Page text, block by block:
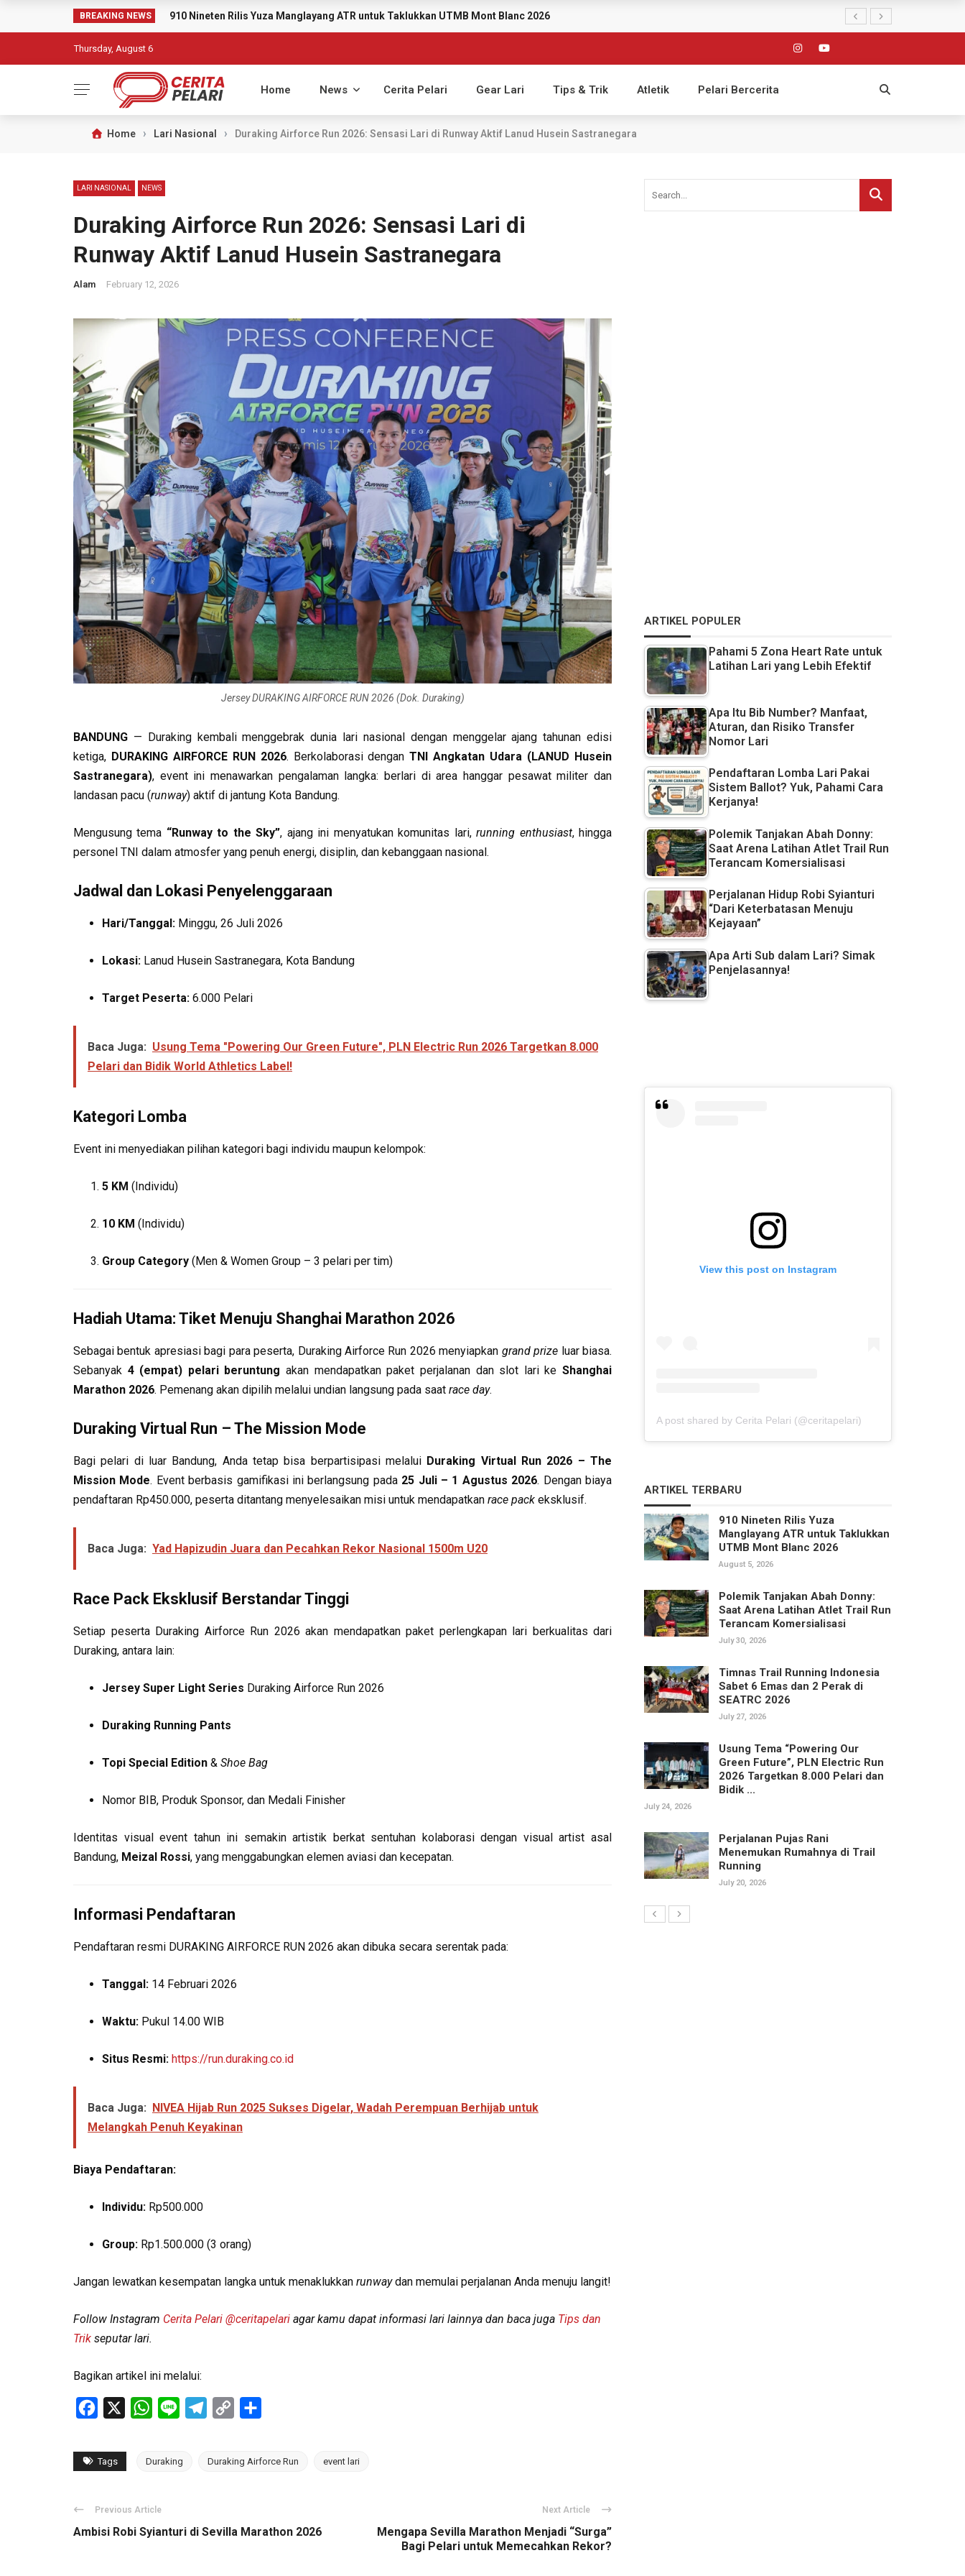
BREAKING NEWS 910 Nineten Rilis Yuza Manglayang ATR untuk Taklukkan UTMB Mont Blanc 2026
Thursday, August 6
Home News Cerita Pelari Gear Lari Tips & Trik Atletik Pelari Bercerita
Home › Lari Nasional › Duraking Airforce Run 2026: Sensasi Lari di Runway Aktif Lanud Husein Sastranegara
LARI NASIONAL NEWS
Duraking Airforce Run 2026: Sensasi Lari di
Runway Aktif Lanud Husein Sastranegara
Alam February 12, 2026
Jersey DURAKING AIRFORCE RUN 2026 (Dok. Duraking)
BANDUNG — Duraking kembali menggebrak dunia lari nasional dengan menggelar ajang tahunan edisi
ketiga, DURAKING AIRFORCE RUN 2026. Berkolaborasi denganTNI Angkatan Udara (LANUD Husein
Sastranegara), event ini menawarkan pengalaman langka: berlari di area hanggar pesawat militer dan
landasan pacu (runway) aktif di jantung Kota Bandung.
Mengusung tema “Runway to the Sky”, ajang ini menyatukan komunitas lari,running enthusiast, hingga
personel TNI dalam atmosfer yang penuh energi, disiplin, dan kebanggaan nasional.
Jadwal dan Lokasi Penyelenggaraan
Hari/Tanggal: Minggu, 26 Juli 2026
Lokasi: Lanud Husein Sastranegara, Kota Bandung
Target Peserta: 6.000 Pelari
Baca Juga: Usung Tema "Powering Our Green Future", PLN Electric Run 2026 Targetkan 8.000
Pelari dan Bidik World Athletics Label!
Kategori Lomba
Event ini menyediakan pilihan kategori bagi individu maupun kelompok:
5 KM (Individu)
10 KM (Individu)
Group Category (Men & Women Group – 3 pelari per tim)
Hadiah Utama: Tiket Menuju Shanghai Marathon 2026
Sebagai bentuk apresiasi bagi para peserta, Duraking Airforce Run 2026 menyiapkan grand prize luar biasa.
Sebanyak 4 (empat) pelari beruntung akan mendapatkan paket perjalanan dan slot lari keShanghai
Marathon 2026. Pemenang akan dipilih melalui undian langsung pada saat race day.
Duraking Virtual Run – The Mission Mode
Bagi pelari di luar Bandung, Anda tetap bisa berpartisipasi melalui Duraking Virtual Run 2026 – The
Mission Mode. Event berbasis gamifikasi ini berlangsung pada 25 Juli – 1 Agustus 2026. Dengan biaya
pendaftaran Rp450.000, peserta ditantang menyelesaikan misi untuk mendapatkan race pack eksklusif.
Baca Juga: Yad Hapizudin Juara dan Pecahkan Rekor Nasional 1500m U20
Race Pack Eksklusif Berstandar Tinggi
Setiap peserta Duraking Airforce Run 2026 akan mendapatkan paket perlengkapan lari berkualitas dari
Duraking, antara lain:
Jersey Super Light Series Duraking Airforce Run 2026
Duraking Running Pants
Topi Special Edition & Shoe Bag
Nomor BIB, Produk Sponsor, dan Medali Finisher
Identitas visual event tahun ini semakin artistik berkat sentuhan kolaborasi dengan visual artist asal
Bandung, Meizal Rossi, yang menggabungkan elemen aviasi dan kecepatan.
Informasi Pendaftaran
Pendaftaran resmi DURAKING AIRFORCE RUN 2026 akan dibuka secara serentak pada:
Tanggal: 14 Februari 2026
Waktu: Pukul 14.00 WIB
Situs Resmi: https://run.duraking.co.id
Baca Juga: NIVEA Hijab Run 2025 Sukses Digelar, Wadah Perempuan Berhijab untuk
Melangkah Penuh Keyakinan
Biaya Pendaftaran:
Individu: Rp500.000
Group: Rp1.500.000 (3 orang)
Jangan lewatkan kesempatan langka untuk menaklukkan runwaydan memulai perjalanan Anda menuju langit!
Follow Instagram Cerita Pelari @ceritapelari agar kamu dapat informasi lari lainnya dan baca juga Tips dan
Trik seputar lari.
Bagikan artikel ini melalui:
Facebook WhatsApp
Line Telegram
Copy
Tags Duraking Duraking Airforce Run event lari
Previous Article
Ambisi Robi Syianturi di Sevilla Marathon 2026
Next Article
Mengapa Sevilla Marathon Menjadi “Surga”
Bagi Pelari untuk Memecahkan Rekor?
ARTIKEL POPULER
Pahami 5 Zona Heart Rate untuk
Latihan Lari yang Lebih Efektif
Apa Itu Bib Number? Manfaat,
Aturan, dan Risiko Transfer
Nomor Lari
Pendaftaran Lomba Lari Pakai
Sistem Ballot? Yuk, Pahami Cara
Kerjanya!
Polemik Tanjakan Abah Donny:
Saat Arena Latihan Atlet Trail Run
Terancam Komersialisasi
Perjalanan Hidup Robi Syianturi
“Dari Keterbatasan Menuju
Kejayaan”
Apa Arti Sub dalam Lari? Simak
Penjelasannya!
View this post on Instagram
A post shared by Cerita Pelari (@ceritapelari)
ARTIKEL TERBARU
910 Nineten Rilis Yuza
Manglayang ATR untuk Taklukkan
UTMB Mont Blanc 2026
August 5, 2026
Polemik Tanjakan Abah Donny:
Saat Arena Latihan Atlet Trail Run
Terancam Komersialisasi
July 30, 2026
Timnas Trail Running Indonesia
Sabet 6 Emas dan 2 Perak di
SEATRC 2026
July 27, 2026
Usung Tema “Powering Our
Green Future”, PLN Electric Run
2026 Targetkan 8.000 Pelari dan
Bidik ...
July 24, 2026
Perjalanan Pujas Rani
Menemukan Rumahnya di Trail
Running
July 20, 2026